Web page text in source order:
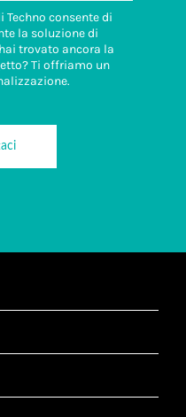
consente di
la soluzione di
trovato ancora la
Ti offriamo un